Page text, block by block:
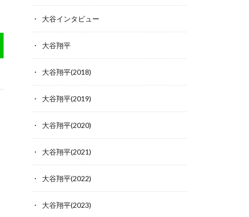
大谷インタビュー
大谷翔平
大谷翔平(2018)
大谷翔平(2019)
大谷翔平(2020)
大谷翔平(2021)
大谷翔平(2022)
大谷翔平(2023)